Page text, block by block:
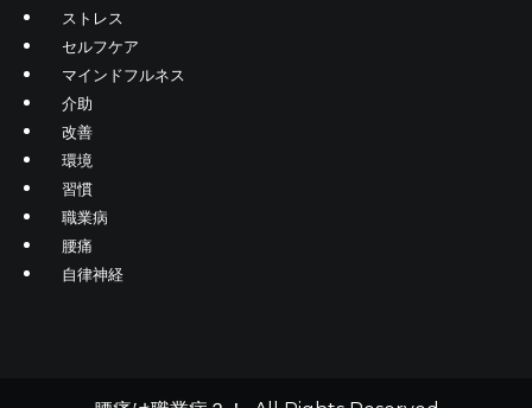
ストレス
セルフケア
マインドフルネス
介助
改善
環境
習慣
職業病
腰痛
自律神経